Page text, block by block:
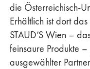
die Österreichisch-
Erhältlich ist dort
STAUD’S Wien –
feinsaure Produkte
ausgewählter